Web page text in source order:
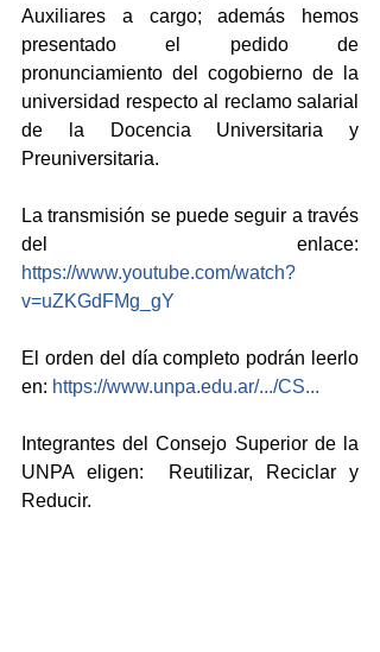
Auxiliares a cargo; además hemos
presentado el pedido de
pronunciamiento del cogobierno de la
universidad respecto al reclamo salarial
de la Docencia Universitaria y
Preuniversitaria.
La transmisión se puede seguir a través
https://www.youtube.com/watch?
v=uZKGdFMg_gY
El orden del día completo podrán leerlo
en: https://www.unpa.edu.ar/.../CS...
Integrantes del Consejo Superior de la
UNPA eligen:  Reutilizar, Reciclar y
Reducir.